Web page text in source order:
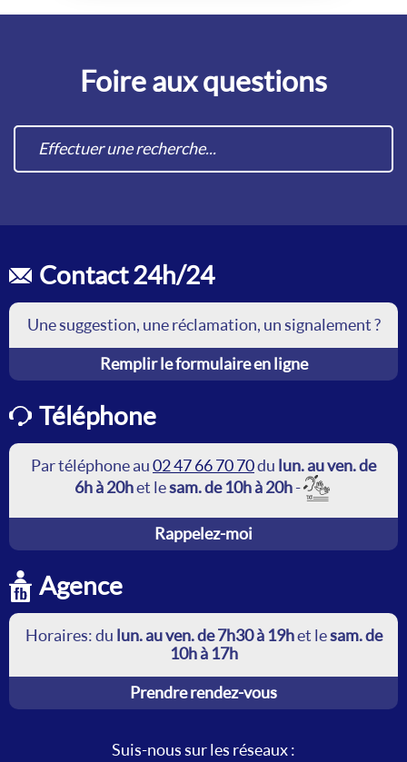
Foire aux questions
Contact 24h/24
Une suggestion, une réclamation, un signalement ?
Remplir le formulaire en ligne
Téléphone
Par téléphone au02 47 66 70 70du lun. au ven. de
6h à 20het lesam. de 10h à 20h-
Rappelez-moi
Agence
Horaires: du lun. au ven. de 7h30 à 19het lesam. de
10h à 17h
Prendre rendez-vous
Suis-nous sur les réseaux :